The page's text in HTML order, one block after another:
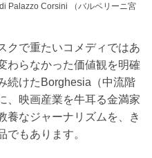
Palazzo Corsini （バルベリーニ宮
クで重たいコメディではあ
わらなかった価値観を明確
続けたBorghesia（中流階
、映画産業を牛耳る金満家
養なジャーナリズムを、き
でもあります。